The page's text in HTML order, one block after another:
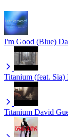
I'm Good (Blue)
Titanium (feat. Sia)
Titanium David